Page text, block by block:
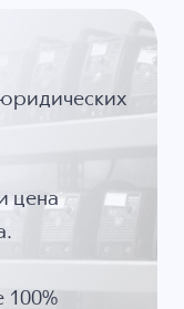
юридических
цена
100%